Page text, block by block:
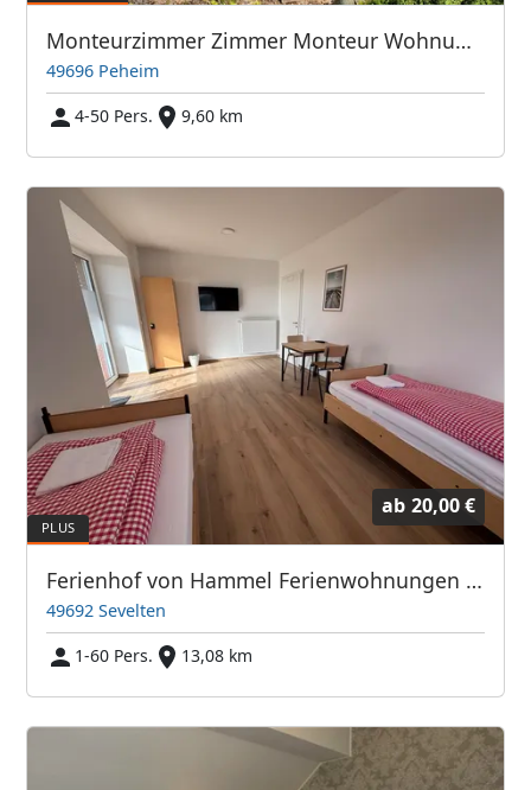
Monteurzimmer Zimmer Monteur Wohnung mieten
49696 Peheim
4-50 Pers.
9,60 km
ab 20,00 €
Ferienhof von Hammel Ferienwohnungen und Monteurzimmer
49692 Sevelten
1-60 Pers.
13,08 km